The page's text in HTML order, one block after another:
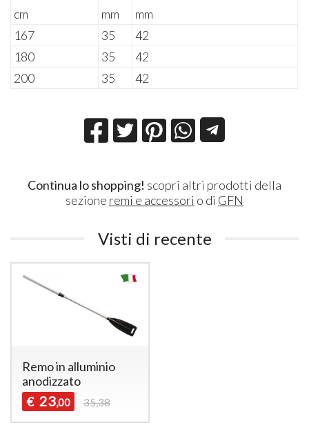
cm
mm
mm
167
35
42
180
35
42
200
35 42
Continua lo shopping! scopri altri prodotti della
sezione remi e accessori o di GFN
Visti di recente
Remo in alluminio
anodizzato
€ 23,00 35,38